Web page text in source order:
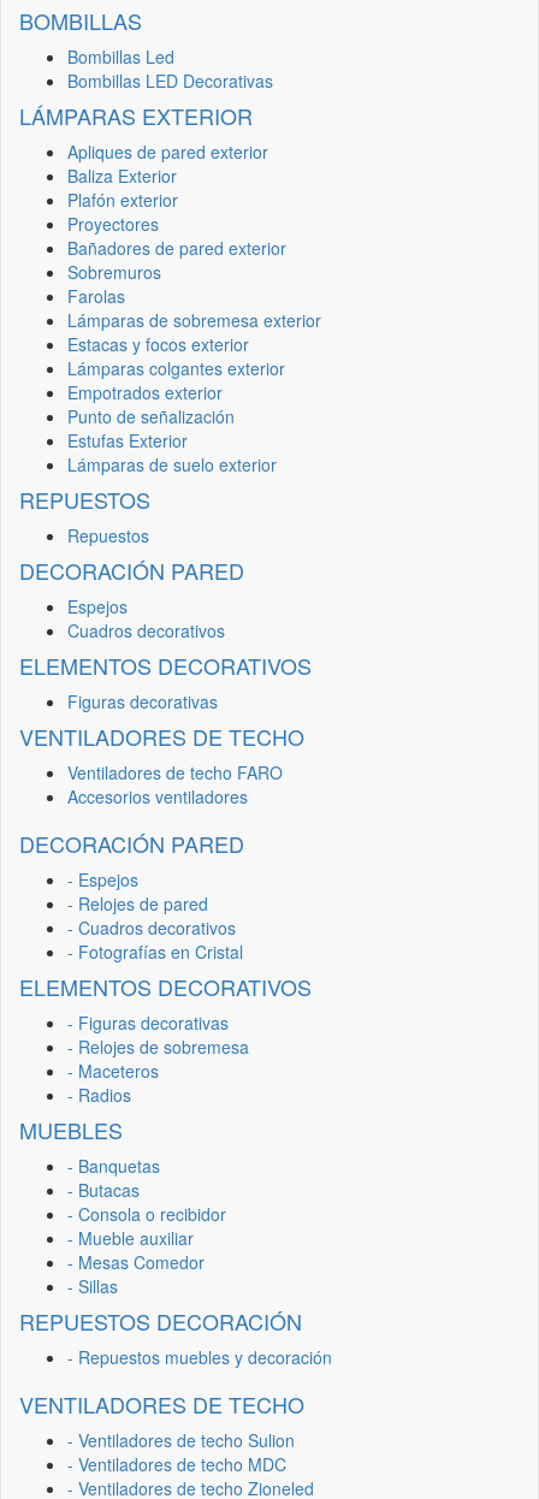
BOMBILLAS
Bombillas Led
Bombillas LED Decorativas
LÁMPARAS EXTERIOR
Apliques de pared exterior
Baliza Exterior
Plafón exterior
Proyectores
Bañadores de pared exterior
Sobremuros
Farolas
Lámparas de sobremesa exterior
Estacas y focos exterior
Lámparas colgantes exterior
Empotrados exterior
Punto de señalización
Estufas Exterior
Lámparas de suelo exterior
REPUESTOS
Repuestos
DECORACIÓN PARED
Espejos
Cuadros decorativos
ELEMENTOS DECORATIVOS
Figuras decorativas
VENTILADORES DE TECHO
Ventiladores de techo FARO
Accesorios ventiladores
DECORACIÓN PARED
- Espejos
- Relojes de pared
- Cuadros decorativos
- Fotografías en Cristal
ELEMENTOS DECORATIVOS
- Figuras decorativas
- Relojes de sobremesa
- Maceteros
- Radios
MUEBLES
- Banquetas
- Butacas
- Consola o recibidor
- Mueble auxiliar
- Mesas Comedor
- Sillas
REPUESTOS DECORACIÓN
- Repuestos muebles y decoración
VENTILADORES DE TECHO
- Ventiladores de techo Sulion
- Ventiladores de techo MDC
- Ventiladores de techo Zioneled